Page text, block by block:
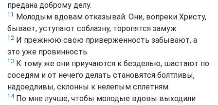
предана доброму делу.
11
Молодым вдовам отказывай. Они, вопреки Христу,
бывает, уступают соблазну, торопятся замуж
12 И прежнюю свою приверженность забывают, а
это уже провинность.
13 К тому же они приучаются к безделью, шастают по
соседям и от нечего делать становятся болтливы,
надоедливы, склонны к нелепым сплетням.
14По мне лучше, чтобы молодые вдовы выходили